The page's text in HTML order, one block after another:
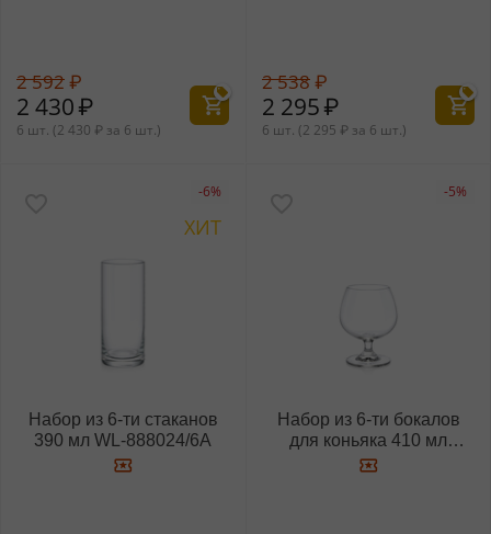
2 592₽
2 430₽
6 шт. (2 430 ₽ за 6 шт.)
2 538₽
2 295₽
6 шт. (2 295 ₽ за 6 шт.)
-6%
ХИТ
Набор из 6-ти стаканов
390 мл WL‑888024/6A
-5%
Набор из 6-ти бокалов
для коньяка 410 мл
WL‑888025/6A